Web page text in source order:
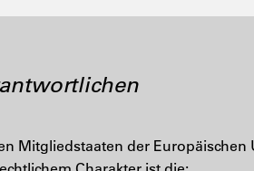
Mitgliedstaaten der Europäischen